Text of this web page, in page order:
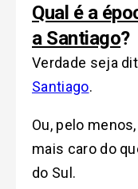
Qual é a
a Santiago?
Verdade seja
Santiago.
Ou, pelo
mais caro do
do Sul.